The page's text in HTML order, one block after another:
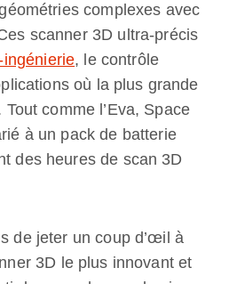
complexes avec
scanner 3D ultra-précis
ingénierie, le contrôle
où la plus grande
comme l’Eva, Space
à un pack de batterie
des heures de scan 3D
de jeter un coup d’œil à
3D le plus innovant et